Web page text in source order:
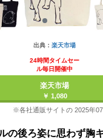
出典： 楽天市場
24時間タイムセー
ル毎日開催中
楽天市場
￥ 1,080
※各社通販サイトの 2025年
の後ろ姿に思わず胸